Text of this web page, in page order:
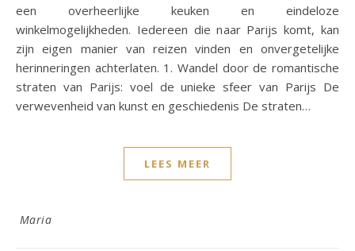
een overheerlijke keuken en eindeloze
winkelmogelijkheden. Iedereen die naar Parijs komt, kan
zijn eigen manier van reizen vinden en onvergetelijke
herinneringen achterlaten. 1. Wandel door de romantische
straten van Parijs: voel de unieke sfeer van Parijs De
verwevenheid van kunst en geschiedenis De straten…
LEES MEER
Maria